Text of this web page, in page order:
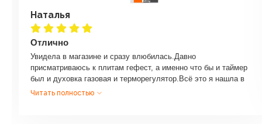
Наталья
Отлично
Увидела в магазине и сразу влюбилась.Давно
присматриваюсь к плитам гефест, а именно что бы и таймер
был и духовка газовая и терморегулятор.Всё это я нашла в
этой плите.Гриль тоже газовый,всё зажигается электро
Читать полностью